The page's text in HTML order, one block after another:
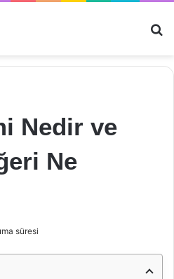
Nedir ve
Ne
süresi